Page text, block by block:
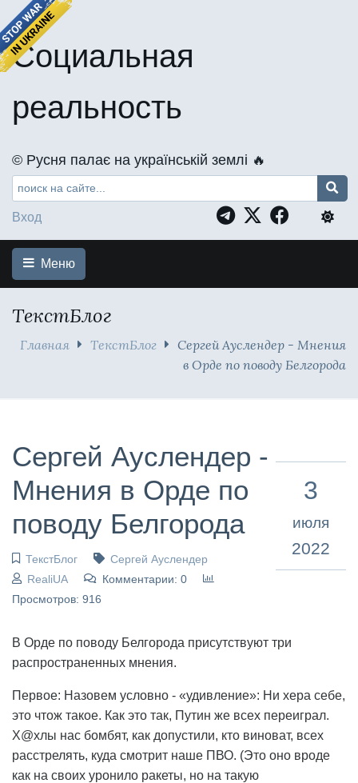
Социальная
реальность
©️ Русня палає на українській землі 🔥
Вход
Меню
ТекстБлог
Главная ТекстБлог
Сергей Ауслендер - Мнения
в Орде по поводу Белгорода
Сергей Ауслендер -
Мнения в Орде по
поводу Белгорода
ТекстБлог
Сергей Ауслендер
RealiUA
Комментарии: 0
Просмотров: 916
3
июля
2022
В Орде по поводу Белгорода присутствуют три
распространенных мнения.
Первое: Назовем условно - «удивление»: Ни хера себе,
это чтож такое. Как это так, Путин же всех переиграл.
Х@хлы нас бомбят, как допустили, кто виноват, всех
расстрелять, куда смотрит наше ПВО. (Это оно вроде
как на своих уронило ракеты, но на такую